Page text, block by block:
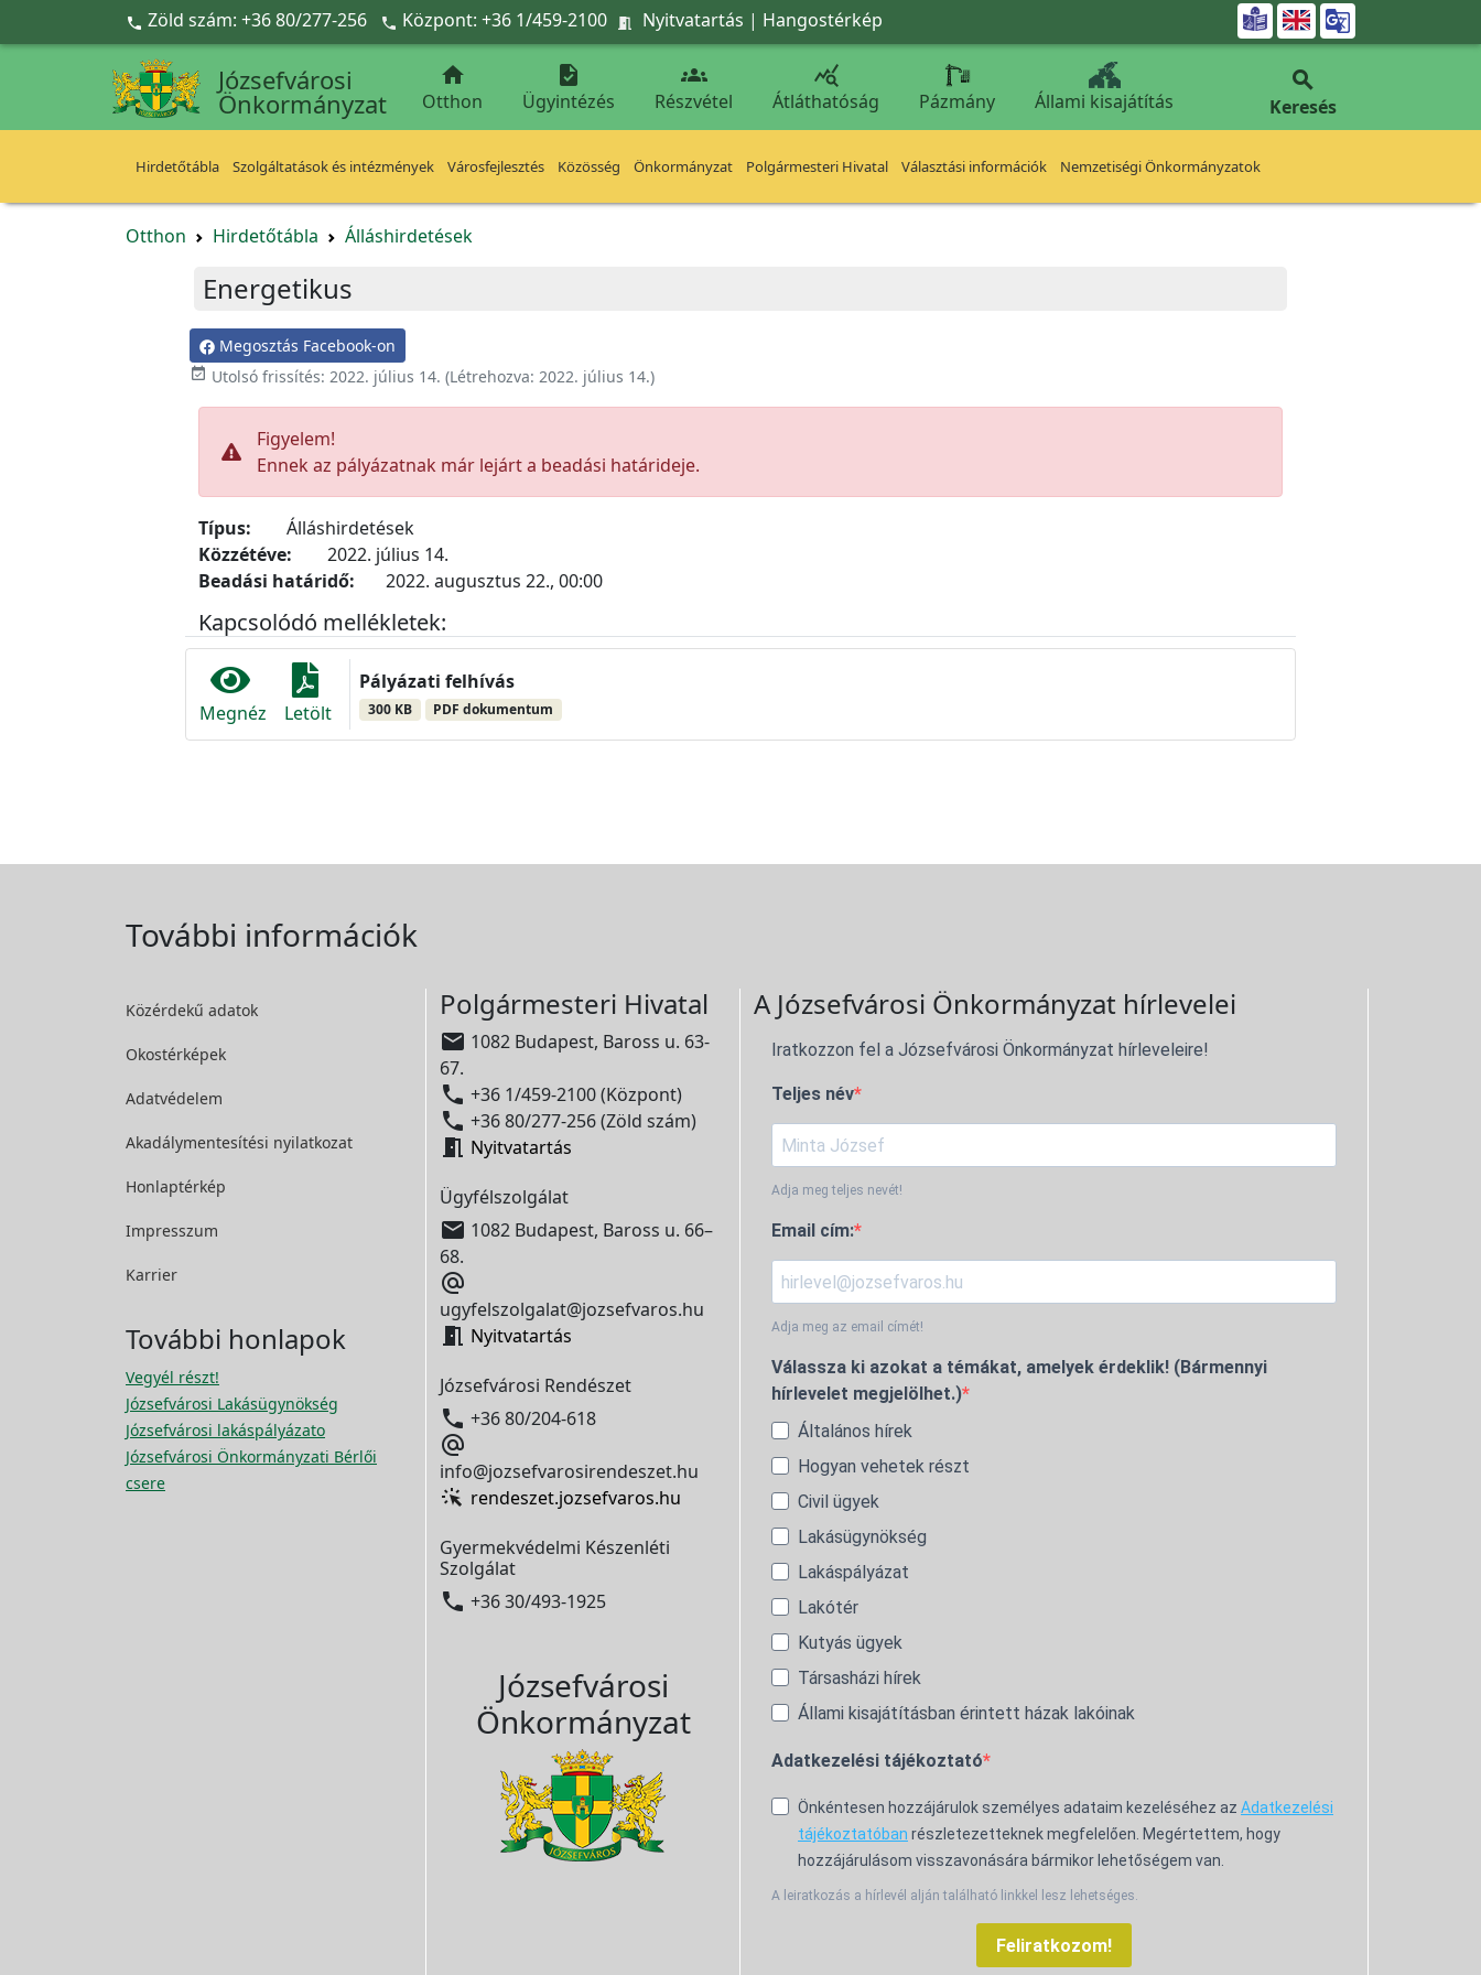
Ugrás a fő tartalomra
 Zöld szám: +36 80/277-256  Központ: +36 1/459-2100  Nyitvatartás | Hangostérkép 
Józsefvárosi
Önkormányzat

Otthon

Ügyintézés

Részvétel

Átláthatóság Pázmány Állami kisajátítás

Keresés
Hirdetőtábla Szolgáltatások és intézmények Városfejlesztés Közösség Önkormányzat Polgármesteri Hivatal Választási információk Nemzetiségi Önkormányzatok
Otthon Hirdetőtábla Álláshirdetések
Energetikus
Megosztás Facebook-on
 Utolsó frissítés: 2022. július 14. (Létrehozva: 2022. július 14.)
Figyelem!
Ennek az pályázatnak már lejárt a beadási határideje.
Típus:
Álláshirdetések
Közzétéve:
2022. július 14.
Beadási határidő:
2022. augusztus 22., 00:00
Kapcsolódó mellékletek:
Megnéz Letölt
Pályázati felhívás
300 KB PDF dokumentum
További információk
Közérdekű adatok
Okostérképek
Adatvédelem
Akadálymentesítési nyilatkozat
Honlaptérkép
Impresszum
Karrier
További honlapok
Vegyél részt!
Józsefvárosi Lakásügynökség
Józsefvárosi lakáspályázato
Józsefvárosi Önkormányzati Bérlői
csere
Polgármesteri Hivatal
 1082 Budapest, Baross u. 63-
67.
 +36 1/459-2100 (Központ)
 +36 80/277-256 (Zöld szám)
 Nyitvatartás
Ügyfélszolgálat
 1082 Budapest, Baross u. 66–
68.

ugyfelszolgalat@jozsefvaros.hu
 Nyitvatartás
Józsefvárosi Rendészet
 +36 80/204-618

info@jozsefvarosirendeszet.hu
rendeszet.jozsefvaros.hu
Gyermekvédelmi Készenléti
Szolgálat
 +36 30/493-1925
Józsefvárosi
Önkormányzat
A Józsefvárosi Önkormányzat hírlevelei
Iratkozzon fel a Józsefvárosi Önkormányzat hírleveleire!
Teljes név
Adja meg teljes nevét!
Email cím:
Adja meg az email címét!
Válassza ki azokat a témákat, amelyek érdeklik! (Bármennyi
hírlevelet megjelölhet.)
Általános hírek
Hogyan vehetek részt
Civil ügyek
Lakásügynökség
Lakáspályázat
Lakótér
Kutyás ügyek
Társasházi hírek
Állami kisajátításban érintett házak lakóinak
Adatkezelési tájékoztató
Önkéntesen hozzájárulok személyes adataim kezeléséhez az Adatkezelési
tájékoztatóban részletezetteknek megfelelően. Megértettem, hogy
hozzájárulásom visszavonására bármikor lehetőségem van.
A leiratkozás a hírlevél alján található linkkel lesz lehetséges.
Feliratkozom!